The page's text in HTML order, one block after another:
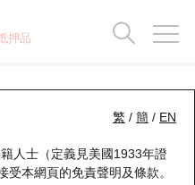
押品
繁 / 簡 / EN
人士（定義見美國1933年證
受本網頁的免責聲明及條款。